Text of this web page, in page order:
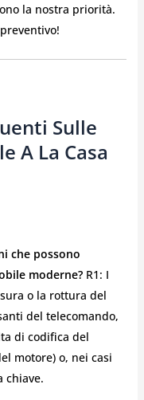
la nostra priorità.
Sulle
A La Casa
che possono
moderne?R1: I
o la rottura del
del telecomando,
di codifica del
motore) o, nei casi
chiave.